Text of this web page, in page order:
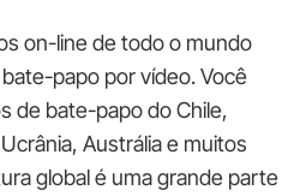
on-line de todo o mundo
papo por vídeo. Você
de bate-papo do Chile,
Austrália e muitos
global é uma grande parte